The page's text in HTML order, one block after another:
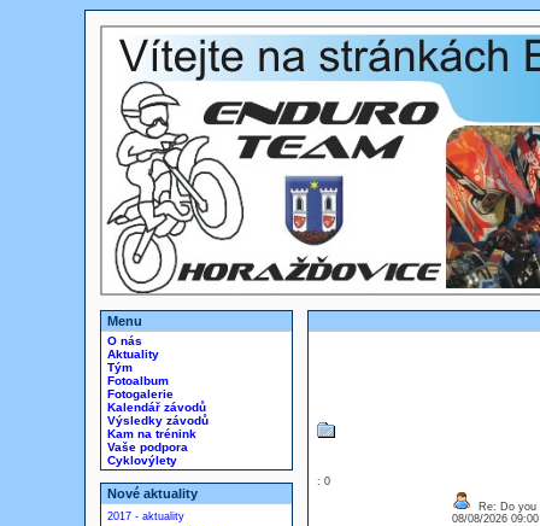
Menu
O nás
Aktuality
Tým
Fotoalbum
Fotogalerie
Kalendář závodů
Výsledky závodů
Kam na trénink
Vaše podpora
Cyklovýlety
Nové aktuality
2017 - aktuality
: 0
Re: Do you
08/08/2026